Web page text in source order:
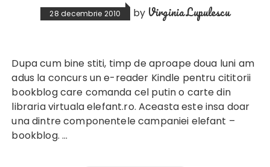
28 decembrie 2010 by Virginia Lupulescu
Dupa cum bine stiti, timp de aproape doua luni am
adus la concurs un e-reader Kindle pentru cititorii
bookblog care comanda cel putin o carte din
libraria virtuala elefant.ro. Aceasta este insa doar
una dintre componentele campaniei elefant –
bookblog. …